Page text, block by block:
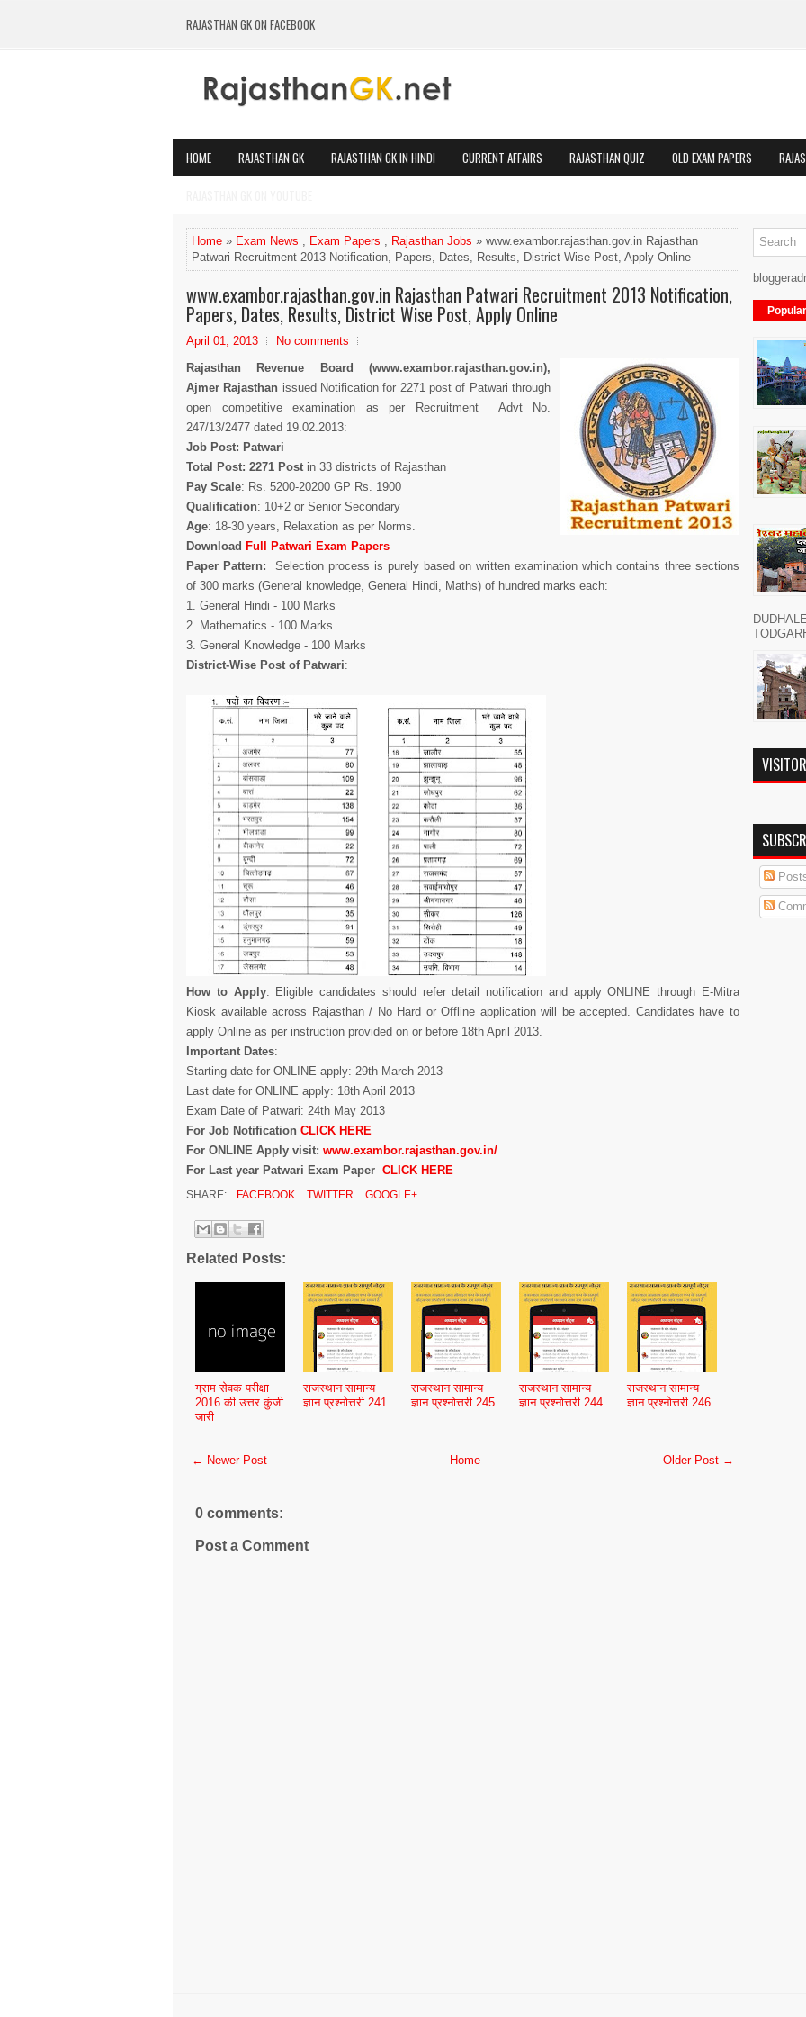
RAJASTHAN GK ON FACEBOOK
HOME RAJASTHAN GK RAJASTHAN GK IN HINDI CURRENT AFFAIRS RAJASTHAN QUIZ OLD EXAM PAPERS
Home » Exam News , Exam Papers , Rajasthan Jobs » www.exambor.rajasthan.gov.in Rajasthan
Patwari Recruitment 2013 Notification, Papers, Dates, Results, District Wise Post, Apply Online
www.exambor.rajasthan.gov.in Rajasthan Patwari Recruitment 2013 Notification,
Papers, Dates, Results, District Wise Post, Apply Online
April 01, 2013
No comments
Rajasthan Revenue Board (www.exambor.rajasthan.gov.in),
Ajmer Rajasthan issued Notification for 2271 post of Patwari through
open competitive examination as per Recruitment Advt No.
247/13/2477 dated 19.02.2013:
Job Post: Patwari
Total Post: 2271 Post in 33 districts of Rajasthan
Pay Scale: Rs. 5200-20200 GP Rs. 1900
Qualification: 10+2 or Senior Secondary
Age: 18-30 years, Relaxation as per Norms.
Download Full Patwari Exam Papers
Paper Pattern: Selection process is purely based on written examination which contains three sections
of 300 marks (General knowledge, General Hindi, Maths) of hundred marks each:
1. General Hindi - 100 Marks
2. Mathematics - 100 Marks
3. General Knowledge - 100 Marks
District-Wise Post of Patwari:
How to Apply: Eligible candidates should refer detail notification and apply ONLINE through E-Mitra
Kiosk available across Rajasthan / No Hard or Offline application will be accepted. Candidates have to
apply Online as per instruction provided on or before 18th April 2013.
Important Dates:
Starting date for ONLINE apply: 29th March 2013
Last date for ONLINE apply: 18th April 2013
Exam Date of Patwari: 24th May 2013
For Job Notification CLICK HERE
For ONLINE Apply visit: www.exambor.rajasthan.gov.in/
For Last year Patwari Exam Paper CLICK HERE
SHARE: FACEBOOK TWITTER GOOGLE+
Related Posts:
ग्राम सेवक परीक्षा
2016 की उत्तर कुंजी
जारी
राजस्थान सामान्य
ज्ञान प्रश्नोत्तरी 241
राजस्थान सामान्य
ज्ञान प्रश्नोत्तरी 245
राजस्थान सामान्य
ज्ञान प्रश्नोत्तरी 244
राजस्थान सामान्य
ज्ञान प्रश्नोत्तरी 246
← Newer Post Older Post →
Home
0 comments:
Post a Comment
Popular